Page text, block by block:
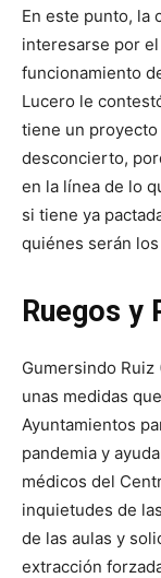
En este punto, la
interesarse por
funcionamiento
Lucero le
tiene un
desconcierto,
en la línea de lo
si tiene ya
quiénes serán
Ruegos y
Gumersindo Ruiz
unas medidas
Ayuntamientos
pandemia y
médicos del
inquietudes de
de las aulas y
extracción